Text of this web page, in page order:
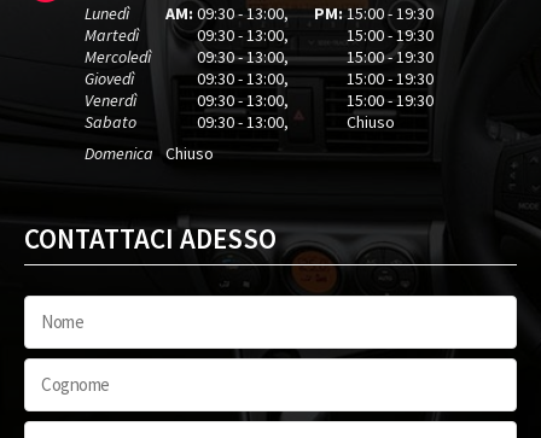
EDS (Antislittamento in partenza)
Tetto apribile
Alzacristalli elettrici
Lunedì AM: 09:30 - 13:00, PM:15:00 - 19:30
Martedì
09:30 - 13:00,
15:00 - 19:30
Mercoledì
09:30 - 13:00,
15:00 - 19:30
Giovedì
09:30 - 13:00,
15:00 - 19:30
Venerdì
09:30 - 13:00,
15:00 - 19:30
Sabato
09:30 - 13:00,
Chiuso
Domenica
Chiuso
CONTATTACI ADESSO